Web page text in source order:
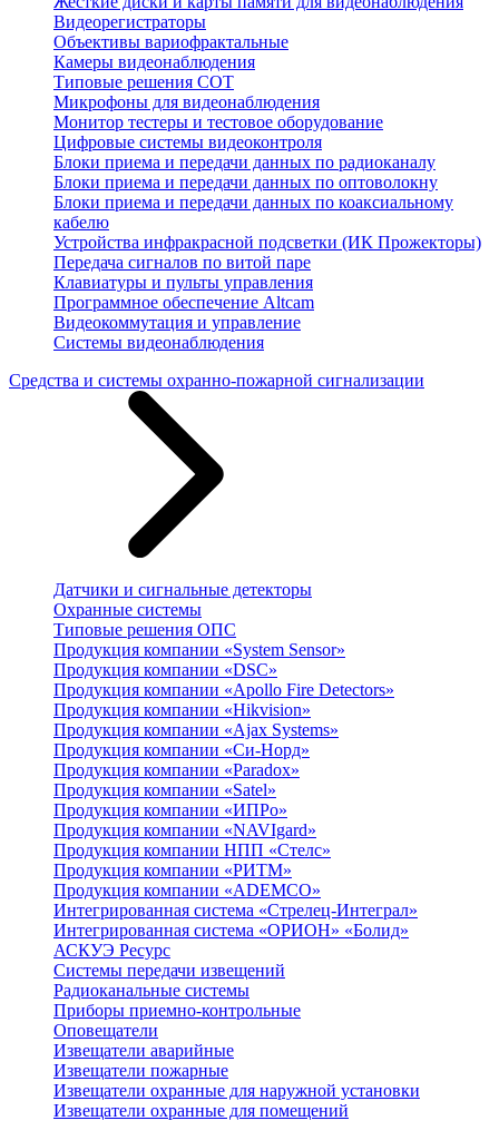
Видеорегистраторы
Объективы вариофрактальные
Камеры видеонаблюдения
Типовые решения СОТ
Микрофоны для видеонаблюдения
Монитор тестеры и тестовое оборудование
Цифровые системы видеоконтроля
Блоки приема и передачи данных по радиоканалу
Блоки приема и передачи данных по оптоволокну
Блоки приема и передачи данных по коаксиальному
кабелю
Устройства инфракрасной подсветки (ИК Прожекторы)
Передача сигналов по витой паре
Клавиатуры и пульты управления
Программное обеспечение Altcam
Видеокоммутация и управление
Системы видеонаблюдения
Средства и системы охранно-пожарной сигнализации
Датчики и сигнальные детекторы
Охранные системы
Типовые решения ОПС
Продукция компании «System Sensor»
Продукция компании «DSC»
Продукция компании «Apollo Fire Detectors»
Продукция компании «Hikvision»
Продукция компании «Ajax Systems»
Продукция компании «Си-Норд»
Продукция компании «Paradox»
Продукция компании «Satel»
Продукция компании «ИПРо»
Продукция компании «NAVIgard»
Продукция компании НПП «Стелс»
Продукция компании «РИТМ»
Продукция компании «ADEMCO»
Интегрированная система «Стрелец-Интеграл»
Интегрированная система «ОРИОН» «Болид»
АСКУЭ Ресурс
Системы передачи извещений
Радиоканальные системы
Приборы приемно-контрольные
Оповещатели
Извещатели аварийные
Извещатели пожарные
Извещатели охранные для наружной установки
Извещатели охранные для помещений